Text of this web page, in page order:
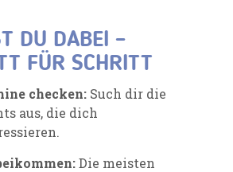
DU DABEI –
FÜR SCHRITT
checken: Such dir die
aus, die dich
Die meisten